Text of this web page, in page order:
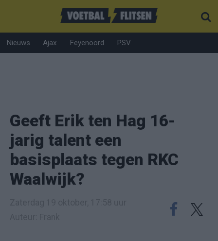
Nieuws Ajax Feyenoord PSV
Geeft Erik ten Hag 16-
jarig talent een
basisplaats tegen RKC
Waalwijk?